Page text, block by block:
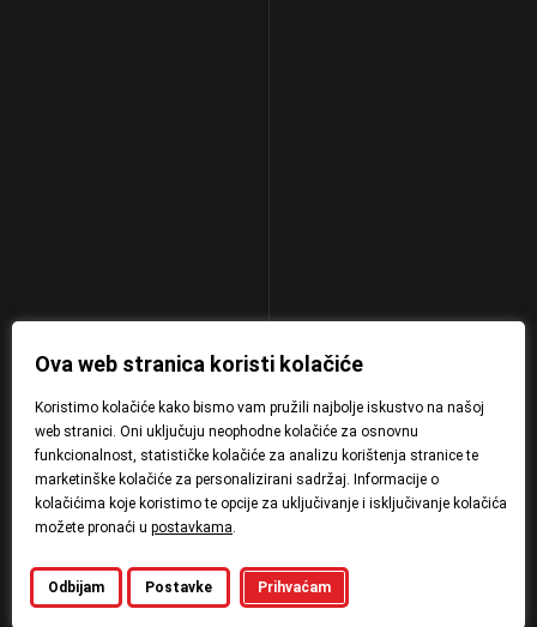
Ova web stranica koristi kolačiće
Koristimo kolačiće kako bismo vam pružili najbolje iskustvo na našoj
web stranici. Oni uključuju neophodne kolačiće za osnovnu
funkcionalnost, statističke kolačiće za analizu korištenja stranice te
marketinške kolačiće za personalizirani sadržaj. Informacije o
kolačićima koje koristimo te opcije za uključivanje i isključivanje kolačića
možete pronaći u postavkama.
Prihvaćam
Odbijam Postavke